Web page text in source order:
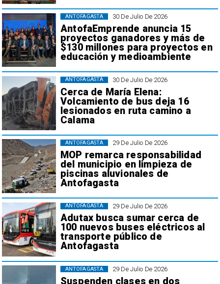
30 De Julio De 2026
AntofaEmprende anuncia 15
proyectos ganadores y más de
$130 millones para proyectos en
educación y medioambiente
ANTOFAGASTA
30 De Julio De 2026
Cerca de María Elena:
Volcamiento de bus deja 16
lesionados en ruta camino a
Calama
ANTOFAGASTA
29 De Julio De 2026
MOP remarca responsabilidad
del municipio en limpieza de
piscinas aluvionales de
Antofagasta
ANTOFAGASTA
29 De Julio De 2026
Adutax busca sumar cerca de
100 nuevos buses eléctricos al
transporte público de
Antofagasta
ANTOFAGASTA
29 De Julio De 2026
Suspenden clases en dos
ANTOFAGASTA